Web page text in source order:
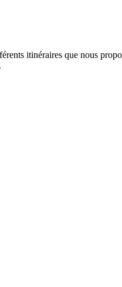
itinéraires que nous